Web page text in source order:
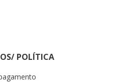
POLÍTICA